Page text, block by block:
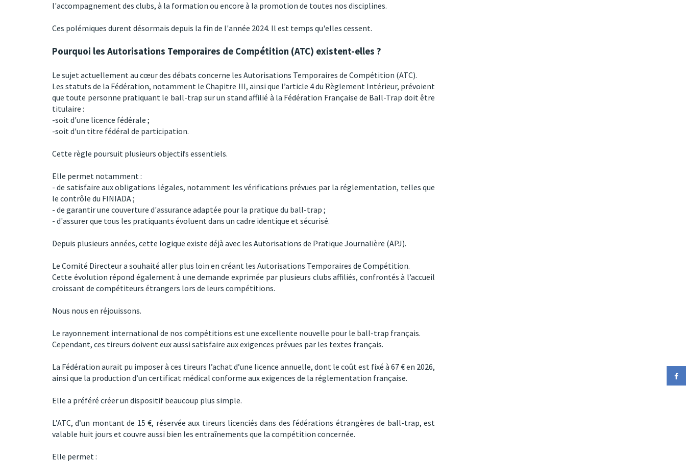
l'accompagnement des clubs, à la formation ou encore à la promotion de toutes nos disciplines.
Ces polémiques durent désormais depuis la fin de l'année 2024. Il est temps qu'elles cessent.
Pourquoi les Autorisations Temporaires de Compétition (ATC) existent-elles ?
Le sujet actuellement au cœur des débats concerne les Autorisations Temporaires de Compétition (ATC).
Les statuts de la Fédération, notamment le Chapitre III, ainsi que l’article 4 du Règlement Intérieur, prévoient
que toute personne pratiquant le ball-trap sur un stand affilié à la Fédération Française de Ball-Trap doit être
titulaire :
-soit d'une licence fédérale ;
-soit d'un titre fédéral de participation.
Cette règle poursuit plusieurs objectifs essentiels.
Elle permet notamment :
- de satisfaire aux obligations légales, notamment les vérifications prévues par la réglementation, telles que
le contrôle du FINIADA ;
- de garantir une couverture d'assurance adaptée pour la pratique du ball-trap ;
- d'assurer que tous les pratiquants évoluent dans un cadre identique et sécurisé.
Depuis plusieurs années, cette logique existe déjà avec les Autorisations de Pratique Journalière (APJ).
Le Comité Directeur a souhaité aller plus loin en créant les Autorisations Temporaires de Compétition.
Cette évolution répond également à une demande exprimée par plusieurs clubs affiliés, confrontés à l’accueil
croissant de compétiteurs étrangers lors de leurs compétitions.
Nous nous en réjouissons.
Le rayonnement international de nos compétitions est une excellente nouvelle pour le ball-trap français.
Cependant, ces tireurs doivent eux aussi satisfaire aux exigences prévues par les textes français.
La Fédération aurait pu imposer à ces tireurs l’achat d’une licence annuelle, dont le coût est fixé à 67 € en 2026,
ainsi que la production d’un certificat médical conforme aux exigences de la réglementation française.
Elle a préféré créer un dispositif beaucoup plus simple.
L’ATC, d’un montant de 15 €, réservée aux tireurs licenciés dans des fédérations étrangères de ball-trap, est
valable huit jours et couvre aussi bien les entraînements que la compétition concernée.
Elle permet :